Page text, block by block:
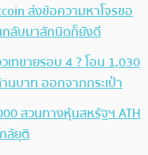
ส่งข้อความหาโจรขอ
ลับมาสักนิดก็ยังดี
ทขายรอบ 4 ? โอน 1,030
นบาท ออกจากกระเป๋า
สวนทางหุ้นสหรัฐฯ ATH
ล้ยุติ